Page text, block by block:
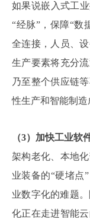
如果说嵌入式工
“经脉”，保障“数
全连接，人员、
生产要素将充分
乃至整个供应链
性生产和智能制造
（3）加快工业软
架构老化、本地
业装备的“硬堵点
业数字化的难题
化正在走进智能